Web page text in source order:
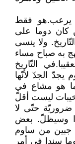
يرعب.هو فقط
كان دوما على
ولا ينسى
به صباح مساء
التّاريخ
الجدّ لأنّها
هو مشاع في
خيبات ليست أقلّ
ضروريّة حتّى لا
وسيظلّ. بعض
جبين من ساوم
سندا في أمر